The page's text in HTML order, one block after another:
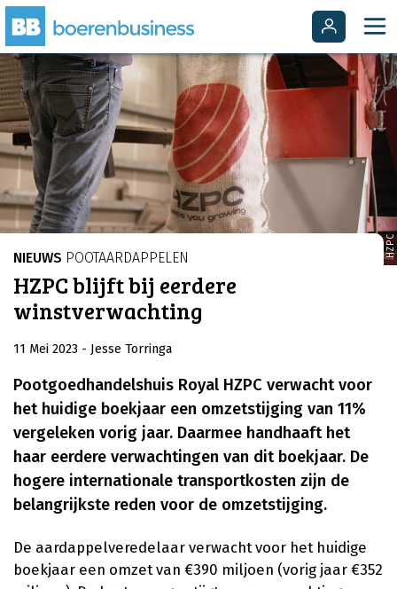
HZPC
NIEUWS POOTAARDAPPELEN
HZPC blijft bij eerdere
winstverwachting
11 Mei 2023 - Jesse Torringa
Pootgoedhandelshuis Royal HZPC verwacht voor
het huidige boekjaar een omzetstijging van 11%
vergeleken vorig jaar. Daarmee handhaaft het
haar eerdere verwachtingen van dit boekjaar. De
hogere internationale transportkosten zijn de
belangrijkste reden voor de omzetstijging.
De aardappelveredelaar verwacht voor het huidige
boekjaar een omzet van €390 miljoen (vorig jaar €352